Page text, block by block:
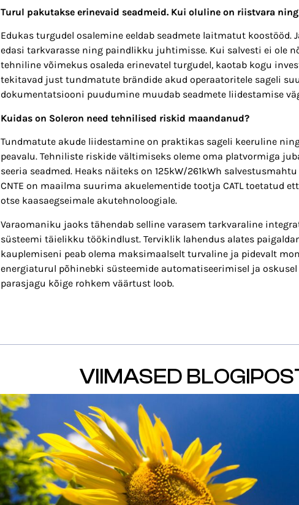
Turul pakutakse erinevaid seadmeid. Kui oluline on riistvara
Edukas turgudel osalemine eeldab seadmete laitmatut
edasi tarkvarasse ning paindlikku juhtimisse. Kui salvesti ei ole
tehniline võimekus osaleda erinevatel turgudel, kaotab kogu
tekitavad just tundmatute brändide akud operaatoritele sageli
dokumentatsiooni puudumine muudab seadmete liidestamise
Kuidas on Soleron need tehnilised riskid maandanud?
Tundmatute akude liidestamine on praktikas sageli keeruline
peavalu. Tehniliste riskide vältimiseks oleme oma platvormiga
seeria seadmed. Heaks näiteks on 125kW/261kWh
CNTE on maailma suurima akuelementide tootja CATL toetatud
otse kaasaegseimale akutehnoloogiale.
Varaomaniku jaoks tähendab selline varasem tarkvaraline
süsteemi täielikku töökindlust. Terviklik lahendus alates
kauplemiseni peab olema maksimaalselt turvaline ja pidevalt
energiaturul põhinebki süsteemide automatiseerimisel ja
parasjagu kõige rohkem väärtust loob.
VIIMASED